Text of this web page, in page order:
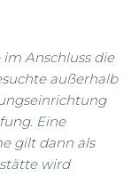
Anschluss die
außerhalb
Eine
gilt dann als
wird